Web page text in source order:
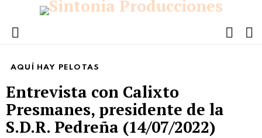
Menu
AQUÍ HAY PELOTAS
Entrevista con Calixto
Presmanes, presidente de la
S.D.R. Pedreña (14/07/2022)